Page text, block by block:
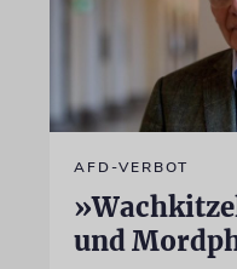
AFD-VERBOT
und